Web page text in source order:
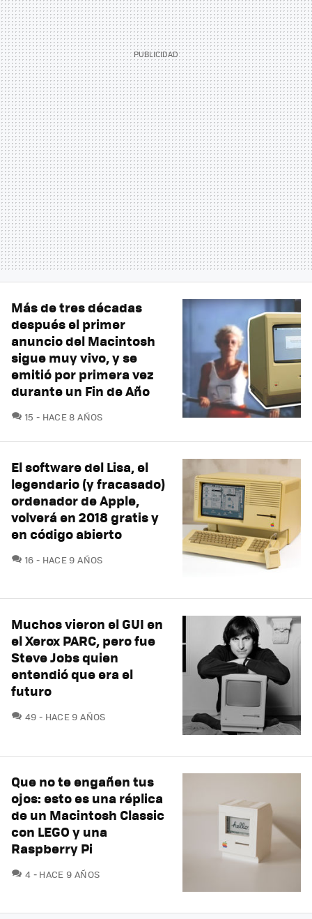
Más de tres décadas
después el primer
anuncio del Macintosh
sigue muy vivo, y se
emitió por primera vez
durante un Fin de Año
15 COMENTARIOS
HACE 8 AÑOS
El software del Lisa, el
legendario (y fracasado)
ordenador de Apple,
volverá en 2018 gratis y
en código abierto
16 COMENTARIOS
HACE 9 AÑOS
Muchos vieron el GUI en
el Xerox PARC, pero fue
Steve Jobs quien
entendió que era el
futuro
49 COMENTARIOS
HACE 9 AÑOS
Que no te engañen tus
ojos: esto es una réplica
de un Macintosh Classic
con LEGO y una
Raspberry Pi
4 COMENTARIOS
HACE 9 AÑOS